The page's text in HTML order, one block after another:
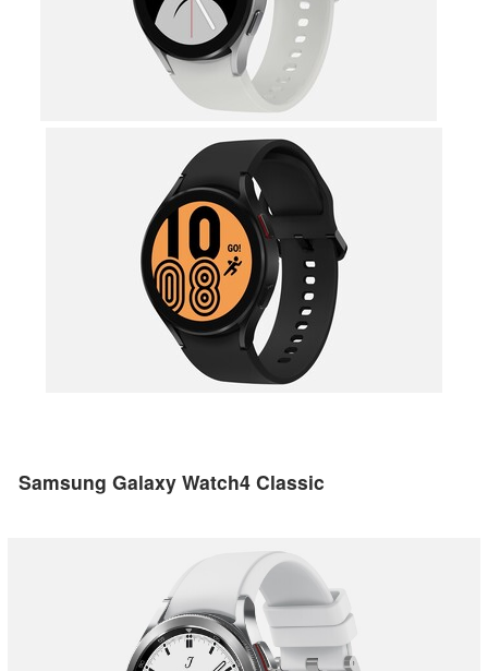
Samsung Galaxy Watch4 Classic